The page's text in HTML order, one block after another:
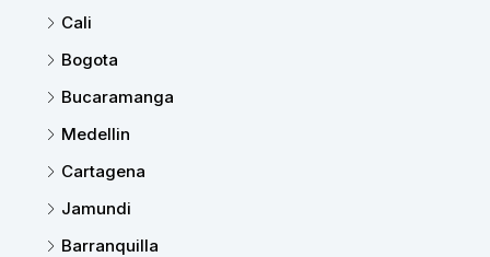
Cali
Bogota
Bucaramanga
Medellin
Cartagena
Jamundi
Barranquilla